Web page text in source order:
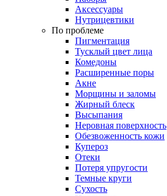
Аксессуары
Нутрицевтики
По проблеме
Пигментация
Тусклый цвет лица
Комедоны
Расширенные поры
Акне
Морщины и заломы
Жирный блеск
Высыпания
Неровная поверхность
Обезвоженность кожи
Купероз
Отеки
Потеря упругости
Темные круги
Сухость